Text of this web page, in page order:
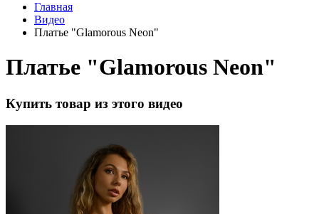
Главная
Видео
Платье "Glamorous Neon"
Платье "Glamorous Neon"
Купить товар из этого видео